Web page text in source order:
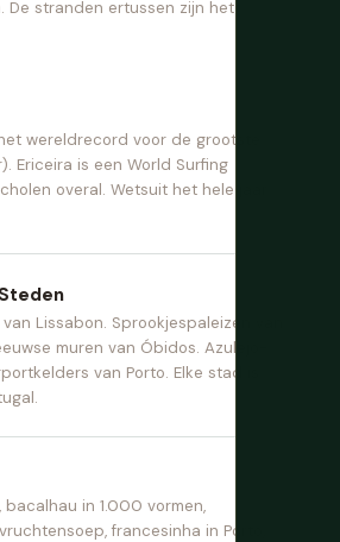
De stranden ertussen zijn het
wereldrecord voor de grootste
Ericeira is een World Surfing
overal. Wetsuit het hele jaar
Lissabon. Sprookjespaleizen van
muren van Óbidos. Azulejo-
van Porto. Elke stad is
bacalhau in 1.000 vormen,
francesinha in Porto,